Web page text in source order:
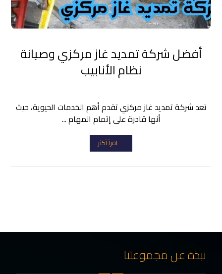
أفضل شركة تمديد غاز مركزي وصيانة
نظام الأنابيب
تعد شركة تمديد غاز مركزي تقدم أهم الخدمات الحيوية، حيث
أنها قادرة على إتمام المهام ...
اقرأ أكثر
نبذة عن مجموعتنا